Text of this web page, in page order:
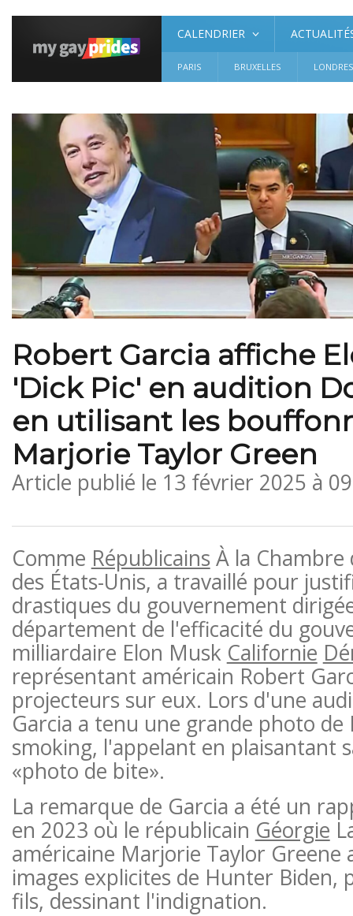
CALENDRIER
PARIS BRUXELLES LONDRES
Robert Garcia affiche
'Dick Pic' en audition
en utilisant les
Marjorie Taylor Green
Article publié le 13 février 2025 à
Comme RépublicainsÀ la Chambre
des États-Unis, a travaillé pour
drastiques du gouvernement
département de l'efficacité du
milliardaire Elon Musk Californie
représentant américain Robert
projecteurs sur eux. Lors d'une
Garcia a tenu une grande photo de
smoking, l'appelant en plaisantant
«photo de bite».
La remarque de Garcia a été un
en 2023 où le républicain Géorgie
américaine Marjorie Taylor Greene
images explicites de Hunter Biden,
fils, dessinant l'indignation.